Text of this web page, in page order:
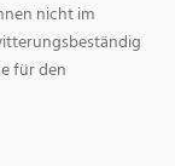
nicht im
für den